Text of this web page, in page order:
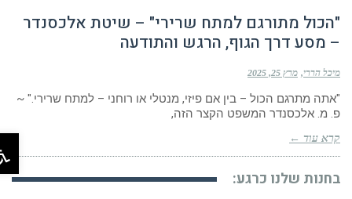
"הכול מתורגם למתח שרירי" – שיטת אלכסנדר
– מסע דרך הגוף, הרגש והתודעה
מיכל הררי מרץ 25, 2025
"אתה מתרגם הכול – בין אם פיזי, מנטלי או רוחני – למתח שרירי." ~
פ. מ. אלכסנדר המשפט הקצר הזה,
קרא עוד ←
בחנות שלנו כרגע: